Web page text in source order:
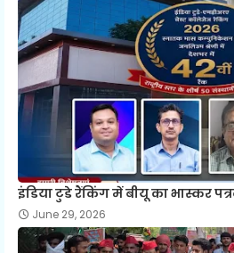
इंडिया टुडे रैंकिंग में बीयू का भास्कर
June 29, 2026